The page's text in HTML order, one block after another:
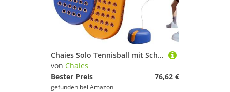
Chaies Solo Tennisball mit Schnur, Tennistrainer Reboder, Solo Tennis Practice Trainer Ball mit Schnur – Trainingsgerät für Tennis mit langem elastischem Seil
von Chaies
Bester Preis
76,62 €
gefunden bei Amazon